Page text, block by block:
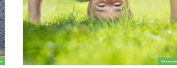
Creatief meisje (9) zoekt liefdevol
gezin met reuring